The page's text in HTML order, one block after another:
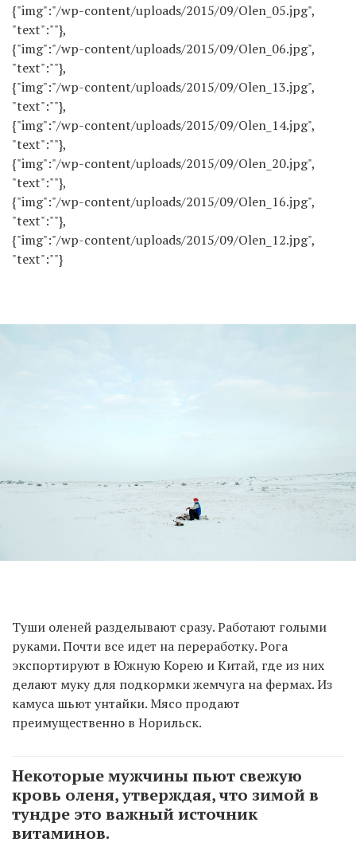
{"img":"/wp-content/uploads/2015/09/Olen_05.jpg",
"text":""},
{"img":"/wp-content/uploads/2015/09/Olen_06.jpg",
"text":""},
{"img":"/wp-content/uploads/2015/09/Olen_13.jpg",
"text":""},
{"img":"/wp-content/uploads/2015/09/Olen_14.jpg",
"text":""},
{"img":"/wp-content/uploads/2015/09/Olen_20.jpg",
"text":""},
{"img":"/wp-content/uploads/2015/09/Olen_16.jpg",
"text":""},
{"img":"/wp-content/uploads/2015/09/Olen_12.jpg",
"text":""}
Туши оленей разделывают сразу. Работают голыми
руками. Почти все идет на переработку. Рога
экспортируют в Южную Корею и Китай, где из них
делают муку для подкормки жемчуга на фермах. Из
камуса шьют унтайки. Мясо продают
преимущественно в Норильск.
Некоторые мужчины пьют свежую
кровь оленя, утверждая, что зимой в
тундре это важный источник
витаминов.